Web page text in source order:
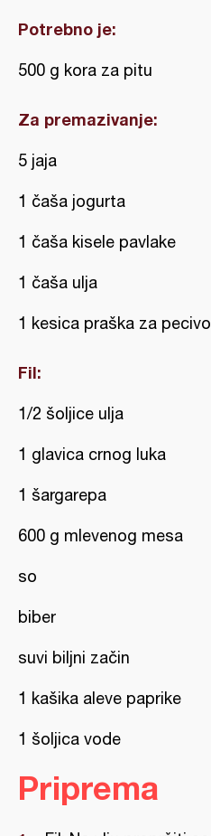
Potrebno je:
500 g kora za pitu
Za premazivanje:
5 jaja
1 čaša jogurta
1 čaša kisele pavlake
1 čaša ulja
1 kesica praška za pecivo
Fil:
1/2 šoljice ulja
1 glavica crnog luka
1 šargarepa
600 g mlevenog mesa
so
biber
suvi biljni začin
1 kašika aleve paprike
1 šoljica vode
Priprema